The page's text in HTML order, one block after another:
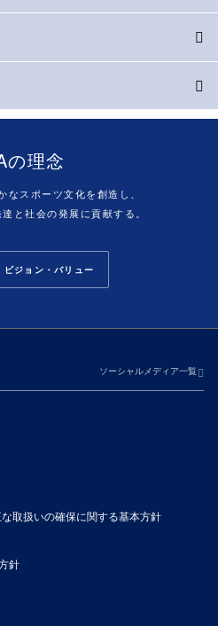
の理念
なスポーツ文化を創造し、
と社会の発展に貢献する。
ジョン・バリュー
ソーシャルメディア一覧
取扱いの確保に関する基本方針
針